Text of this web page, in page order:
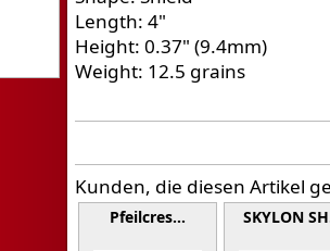
Length: 4"
Height: 0.37" (9.4mm)
Weight: 12.5 grains
Kunden, die diesen Artikel
Pfeilcres… SKYLON